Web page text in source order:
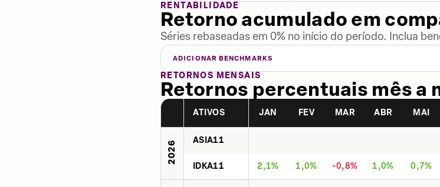
RENTABILIDADE
Retorno acumulado em
Séries rebaseadas em 0% no início do período. Inclua
ADICIONAR BENCHMARKS
RETORNOS MENSAIS
Retornos percentuais mês a
ATIVOS JAN FEV MAR ABR MAI
2026 ASIA11
IDKA11 2,1% 1,0% -0,8% 1,0% 0,7%